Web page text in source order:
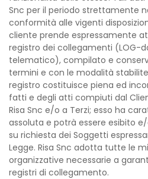
Snc per il periodo strettamente
conformità alle vigenti
cliente prende espressamente
registro dei collegamenti (LOG-
telematico), compilato e
termini e con le modalità
registro costituisce piena ed
fatti e degli atti compiuti dal
Risa Snc e/o a Terzi; esso ha
assoluta e potrà essere esibito
su richiesta dei Soggetti
Legge. Risa Snc adotta tutte le
organizzative necessarie a
registri di collegamento.